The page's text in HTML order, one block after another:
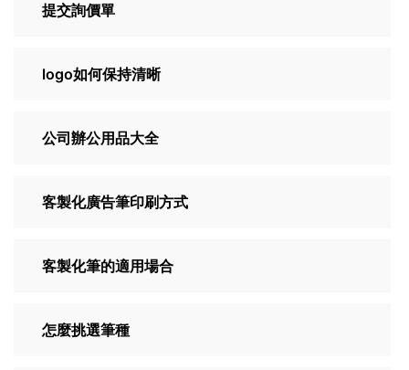
提交詢價單
logo如何保持清晰
公司辦公用品大全
客製化廣告筆印刷方式
客製化筆的適用場合
怎麼挑選筆種